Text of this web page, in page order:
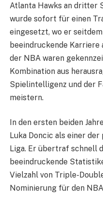
Atlanta Hawks an dritter
wurde sofort für einen
eingesetzt, wo er
beeindruckende Karriere
der NBA waren
Kombination aus
Spielintelligenz und der
meistern.
In den ersten beiden
Luka Doncic als einer
Liga. Er übertraf schnell
beeindruckende
Vielzahl von Triple-
Nominierung für den